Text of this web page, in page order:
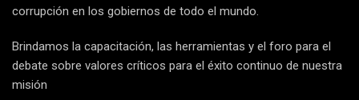
corrupción en los gobiernos de todo el mundo.
Brindamos la capacitación, las herramientas y el foro para el
debate sobre valores críticos para el éxito continuo de nuestra
misión